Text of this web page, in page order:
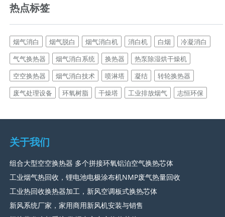
热点标签
烟气消白 烟气脱白 烟气消白机 消白机 白烟
冷凝消白
气气换热器
烟气消白系统 换热器
热泵除湿烘干燥机
空空换热器
烟气消白技术 喷淋塔 凝结
转轮换热器
废气处理设备
环氧树脂 干燥塔 工业排放烟气 志恒环保
关于我们
组合大型空空换热器 多个拼接环氧铝泊空气换热芯体
工业烟气热回收，锂电池电极涂布机NMP废气热量回收
工业热回收换热器加工，新风空调板式换热芯体
新风系统厂家，家用商用新风机安装与销售